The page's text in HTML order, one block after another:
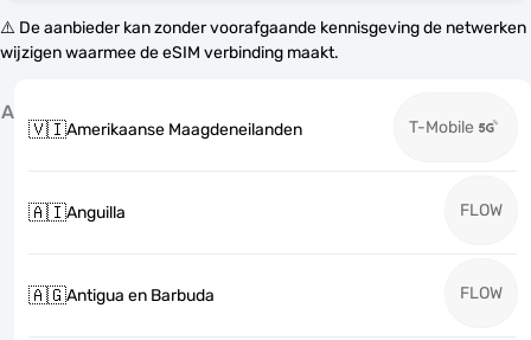
⚠️ De aanbieder kan zonder voorafgaande kennisgeving de netwerken
wijzigen waarmee de eSIM verbinding maakt.
A
🇻🇮Amerikaanse Maagdeneilanden T-Mobile
🇦🇮Anguilla FLOW
🇦🇬Antigua en Barbuda FLOW